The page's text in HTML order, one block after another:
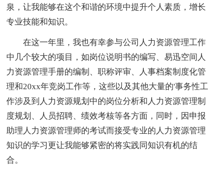
泉，让我能够在这个和谐的环境中提升个人素质，增长
专业技能和知识。
在这一年里，我也有幸参与公司人力资源管理工作
中几个较大的项目，如岗位说明书的编写、易迅空间人
力资源管理手册的编制、职称评审、人事档案制度化管
理和20xx年竞岗工作等，这些以及其他大量的'事务性工
作涉及到人力资源规划中的岗位分析和人力资源管理制
度规划、人员招聘、绩效考核等各方面，同时，因申报
助理人力资源管理师的考试而接受专业的人力资源管理
知识的学习更让我能够紧密的将实践同知识有机的结
合。